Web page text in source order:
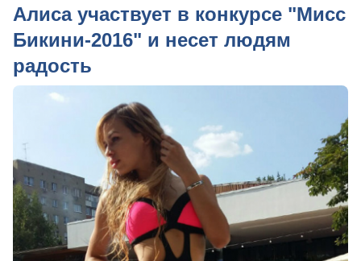
Алиса участвует в конкурсе "Мисс
Бикини-2016" и несет людям
радость